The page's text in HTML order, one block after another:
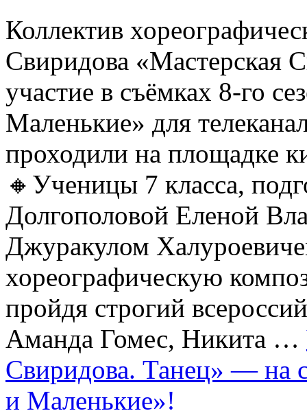
Коллектив
Свиридова «Мастерская
участие в съёмках 8-го
Маленькие» для
проходили на площадке
🔸Ученицы 7 класса,
Долгополовой Еленой
Джуракулом
хореографическую
пройдя строгий
Аманда Гомес, Никита …
Свиридова. Танец» — на
и Маленькие»!